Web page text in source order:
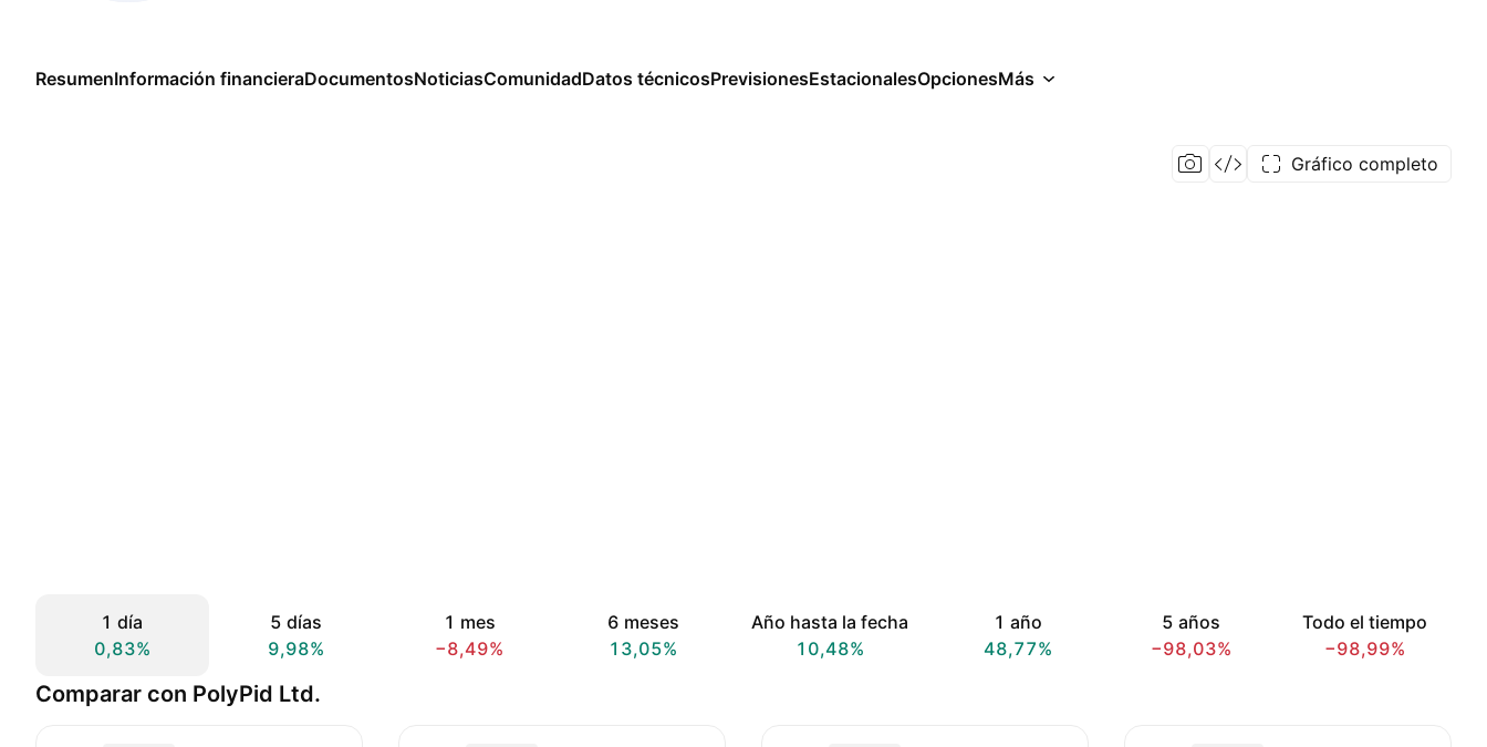
ResumenInformación financieraDocumentosNoticiasComunidadDatos técnicosPrevisionesEstacionalesOpcionesMás
Gráfico completo
1 día
0,83%
5 días
9,98%
1 mes
−8,49%
6 meses
13,05%
Año hasta la fecha
10,48%
1 año
48,77%
5 años
−98,03%
Todo el tiempo
−98,99%
Comparar con PolyPid Ltd.